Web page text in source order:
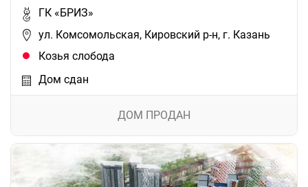
ГК «БРИЗ»
ул. Комсомольская, Кировский р-н, г. Казань
Козья слобода
Дом сдан
ДОМ ПРОДАН